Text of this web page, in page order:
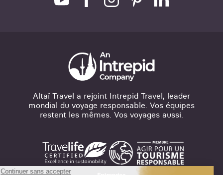
Altaï Travel a rejoint Intrepid Travel, leader
mondial du voyage responsable. Vos équipes
restent les mêmes. Vos voyages aussi.